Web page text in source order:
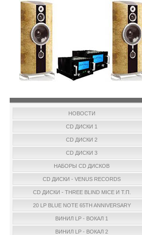
НОВОСТИ
CD ДИСКИ 1
CD ДИСКИ 2
CD ДИСКИ 3
НАБОРЫ CD ДИСКОВ
CD ДИСКИ - VENUS RECORDS
CD ДИСКИ - THREE BLIND MICE И Т.П.
20 LP BLUE NOTE 65TH ANNIVERSARY
ВИНИЛ LP - ВОКАЛ 1
ВИНИЛ LP - ВОКАЛ 2